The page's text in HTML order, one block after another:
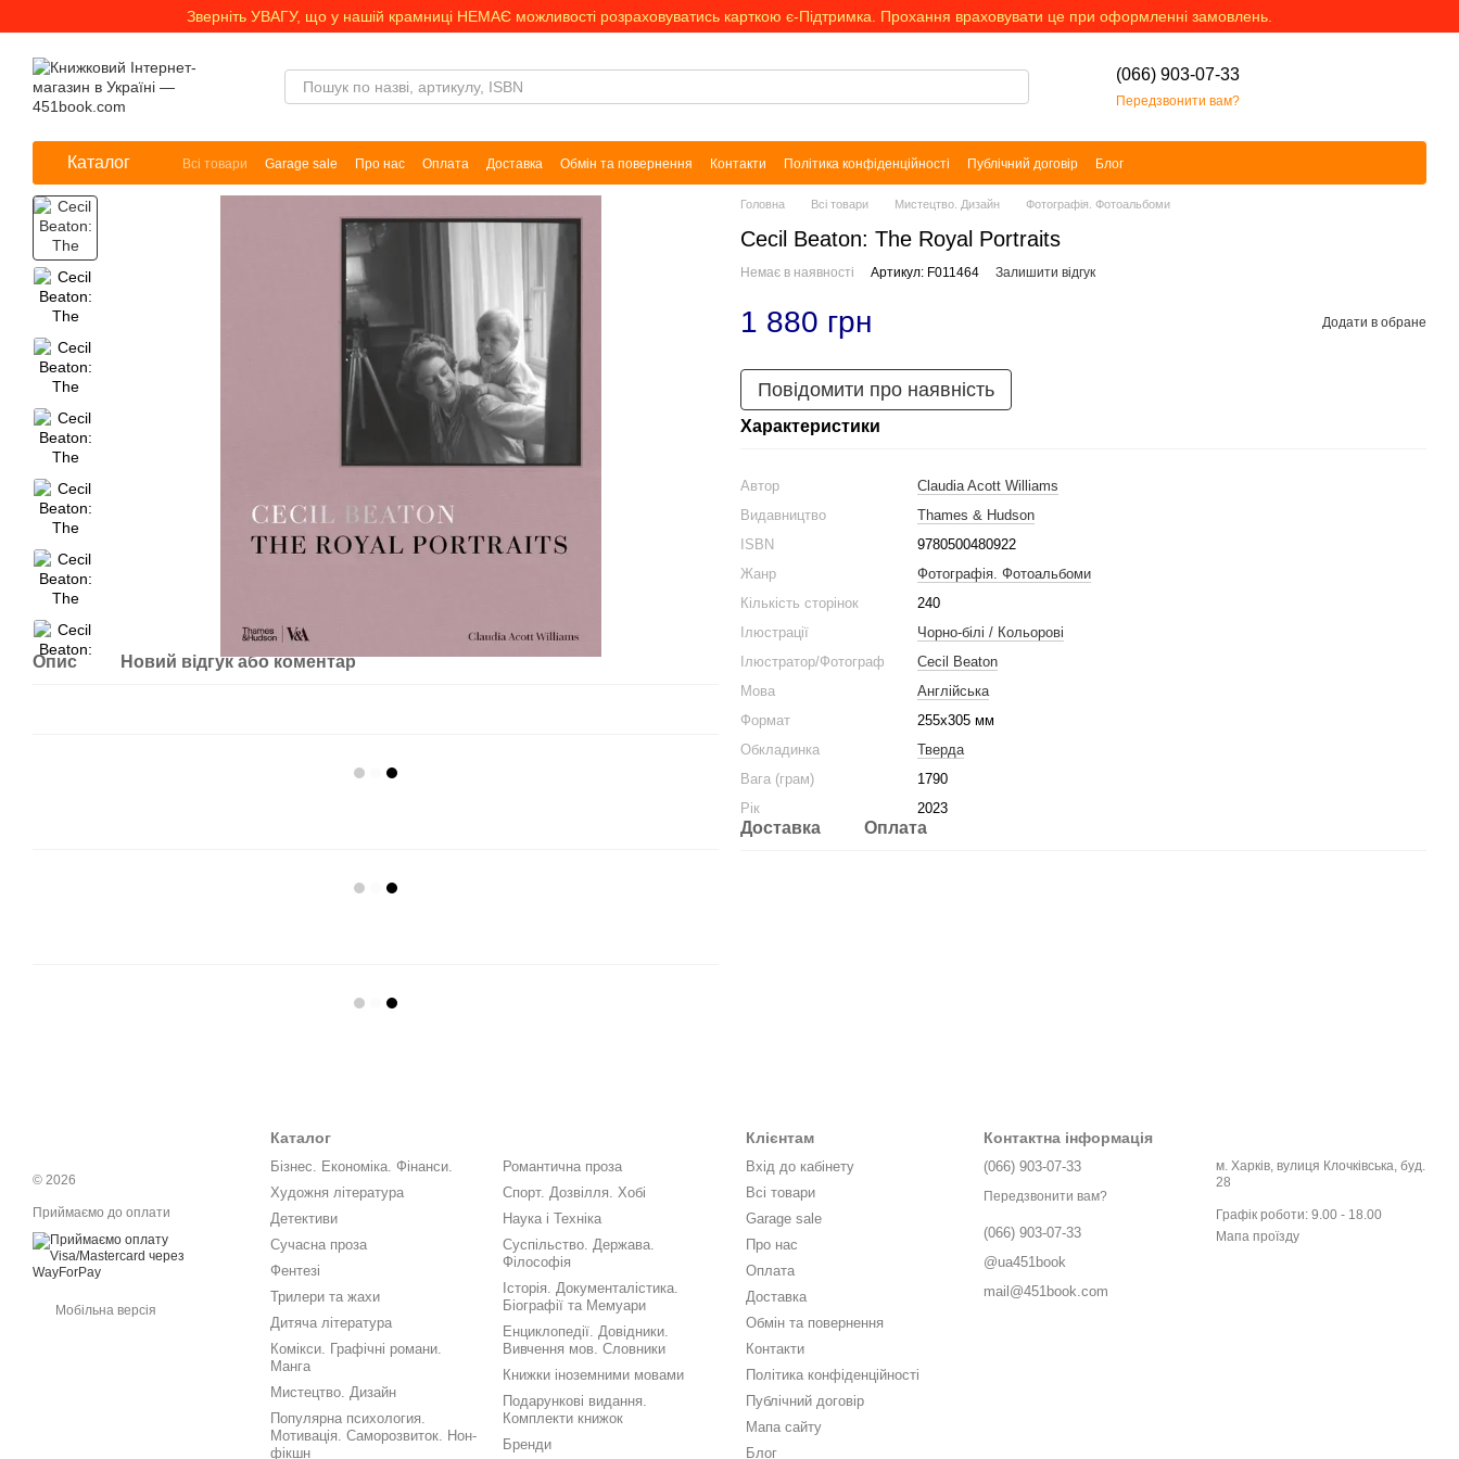
Перейти до основного контентуЗверніть УВАГУ, що у нашій крамниці НЕМАЄ можливості розраховуватись карткою є-Підтримка. Прохання враховувати це при оформленні замовлень.
(066) 903-07-33
Передзвонити вам?
Каталог Всі товари Garage sale Про нас Оплата Доставка Обмін та повернення Контакти Політика конфіденційності Публічний договір Блог
Опис Новий відгук або коментар
Головна Всі товари Мистецтво. Дизайн Фотографія. Фотоальбоми
Cecil Beaton: The Royal Portraits
Немає в наявності Артикул: F011464 Залишити відгук
1 880 грн Додати в обране
Повідомити про наявність
Характеристики
Автор
Claudia Acott Williams
Видавництво
Thames & Hudson
ISBN
9780500480922
Жанр
Фотографія. Фотоальбоми
Кількість сторінок
240
Ілюстрації
Чорно-білі / Кольорові
Ілюстратор/Фотограф
Cecil Beaton
Мова
Англійська
Формат
255x305 мм
Обкладинка
Тверда
Вага (грам)
1790
Рік
2023
Доставка Оплата
© 2026
Приймаємо до оплати
Мобільна версія
Каталог
Бізнес. Економіка. Фінанси.
Художня література
Детективи
Сучасна проза
Фентезі
Трилери та жахи
Дитяча література
Комікси. Графічні романи.
Манга
Мистецтво. Дизайн
Популярна психология.
Мотивація. Саморозвиток. Нон-
фікшн
Романтична проза
Спорт. Дозвілля. Хобі
Наука і Техніка
Суспільство. Держава.
Філософія
Історія. Документалістика.
Біографії та Мемуари
Енциклопедії. Довідники.
Вивчення мов. Словники
Книжки іноземними мовами
Подарункові видання.
Комплекти книжок
Бренди
Клієнтам
Вхід до кабінету
Всі товари
Garage sale
Про нас
Оплата
Доставка
Обмін та повернення
Контакти
Політика конфіденційності
Публічний договір
Мапа сайту
Блог
Контактна інформація
(066) 903-07-33
Передзвонити вам?
(066) 903-07-33
@ua451book
mail@451book.com
м. Харків, вулиця Клочківська, буд.
28
Графік роботи: 9.00 - 18.00
Мапа проїзду